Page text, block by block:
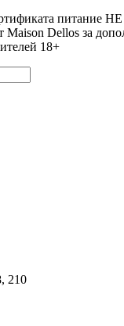
Maison Dellos за
18+
210